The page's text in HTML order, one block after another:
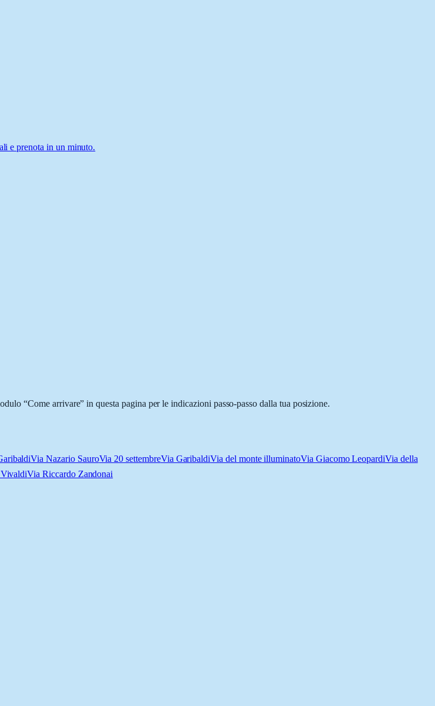
e prenota in un minuto.
“Come arrivare” in questa pagina per le indicazioni passo-passo dalla tua posizione.
Via Nazario SauroVia 20 settembreVia GaribaldiVia del monte illuminatoVia Giacomo LeopardiVia della
Via Riccardo Zandonai